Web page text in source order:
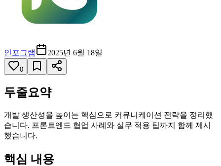
인포그랩 2025년 6월 18일
0
두줄요약
개발 생산성을 높이는 핵심으로 커뮤니케이션 전략을 정리했
습니다. 프론트엔드 협업 사례와 실무 적용 팁까지 함께 제시
했습니다.
핵심 내용